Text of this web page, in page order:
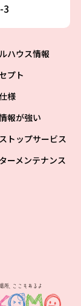
3
ハウス情報
プト
様
報が強い
トップサービス
ーメンテナンス